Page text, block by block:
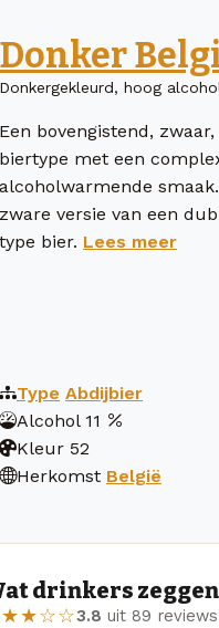
Donker
Donkergekleurd, hoog
Een bovengistend,
biertype met een
alcoholwarmende
zware versie van een
type bier. Lees meer
Type Abdijbier
Alcohol 11
Kleur 52
Herkomst België
drinkers zeggen
3.8 uit 89 reviews